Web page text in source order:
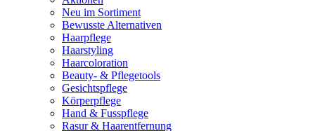
Neu im Sortiment
Bewusste Alternativen
Haarpflege
Haarstyling
Haarcoloration
Beauty- & Pflegetools
Gesichtspflege
Körperpflege
Hand & Fusspflege
Rasur & Haarentfernung